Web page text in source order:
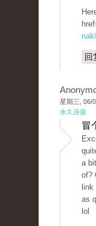
回
星期三, 06/
永久连接
冒
a
of?
as
lol